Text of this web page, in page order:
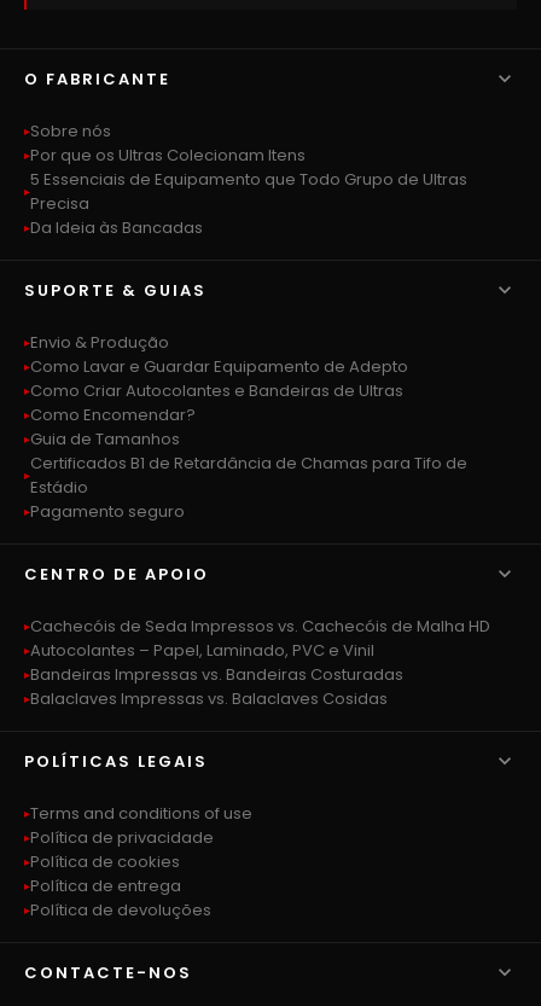
O FABRICANTE 
Sobre nós
Por que os Ultras Colecionam Itens
5 Essenciais de Equipamento que Todo Grupo de Ultras
Precisa
Da Ideia às Bancadas
SUPORTE & GUIAS 
Envio & Produção
Como Lavar e Guardar Equipamento de Adepto
Como Criar Autocolantes e Bandeiras de Ultras
Como Encomendar?
Guia de Tamanhos
Certificados B1 de Retardância de Chamas para Tifo de
Estádio
Pagamento seguro
CENTRO DE APOIO 
Cachecóis de Seda Impressos vs. Cachecóis de Malha HD
Autocolantes – Papel, Laminado, PVC e Vinil
Bandeiras Impressas vs. Bandeiras Costuradas
Balaclaves Impressas vs. Balaclaves Cosidas
POLÍTICAS LEGAIS 
Terms and conditions of use
Política de privacidade
Política de cookies
Política de entrega
Política de devoluções
CONTACTE-NOS 